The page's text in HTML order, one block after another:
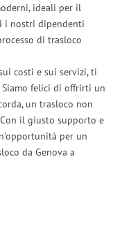
ideali per il
i nostri dipendenti
di trasloco
costi e sui servizi, ti
felici di offrirti un
un trasloco non
Con il giusto supporto e
per un
da Genova a